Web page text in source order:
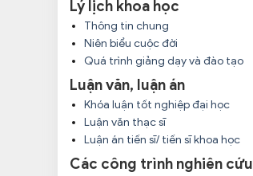
Lý lịch khoa học
Thông tin chung
Niên biểu cuộc đời
Quá trình giảng dạy và đào tạo
Luận văn, luận án
Khóa luận tốt nghiệp đại học
Luận văn thạc sĩ
Luận án tiến sĩ/ tiến sĩ khoa học
Các công trình nghiên cứu